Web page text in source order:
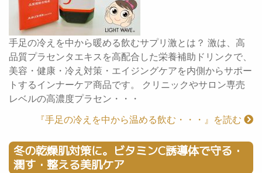
手足の冷えを中から暖める飲むサプリ激とは？ 激は、高
品質プラセンタエキスを高配合した栄養補助ドリンクで、
美容・健康・冷え対策・エイジングケアを内側からサポー
トするインナーケア商品です。 クリニックやサロン専売
レベルの高濃度プラセン・・・
『手足の冷えを中から温める飲む・・・』を読む
冬の乾燥肌対策に。ビタミンC誘導体で守る・
潤す・整える美肌ケア